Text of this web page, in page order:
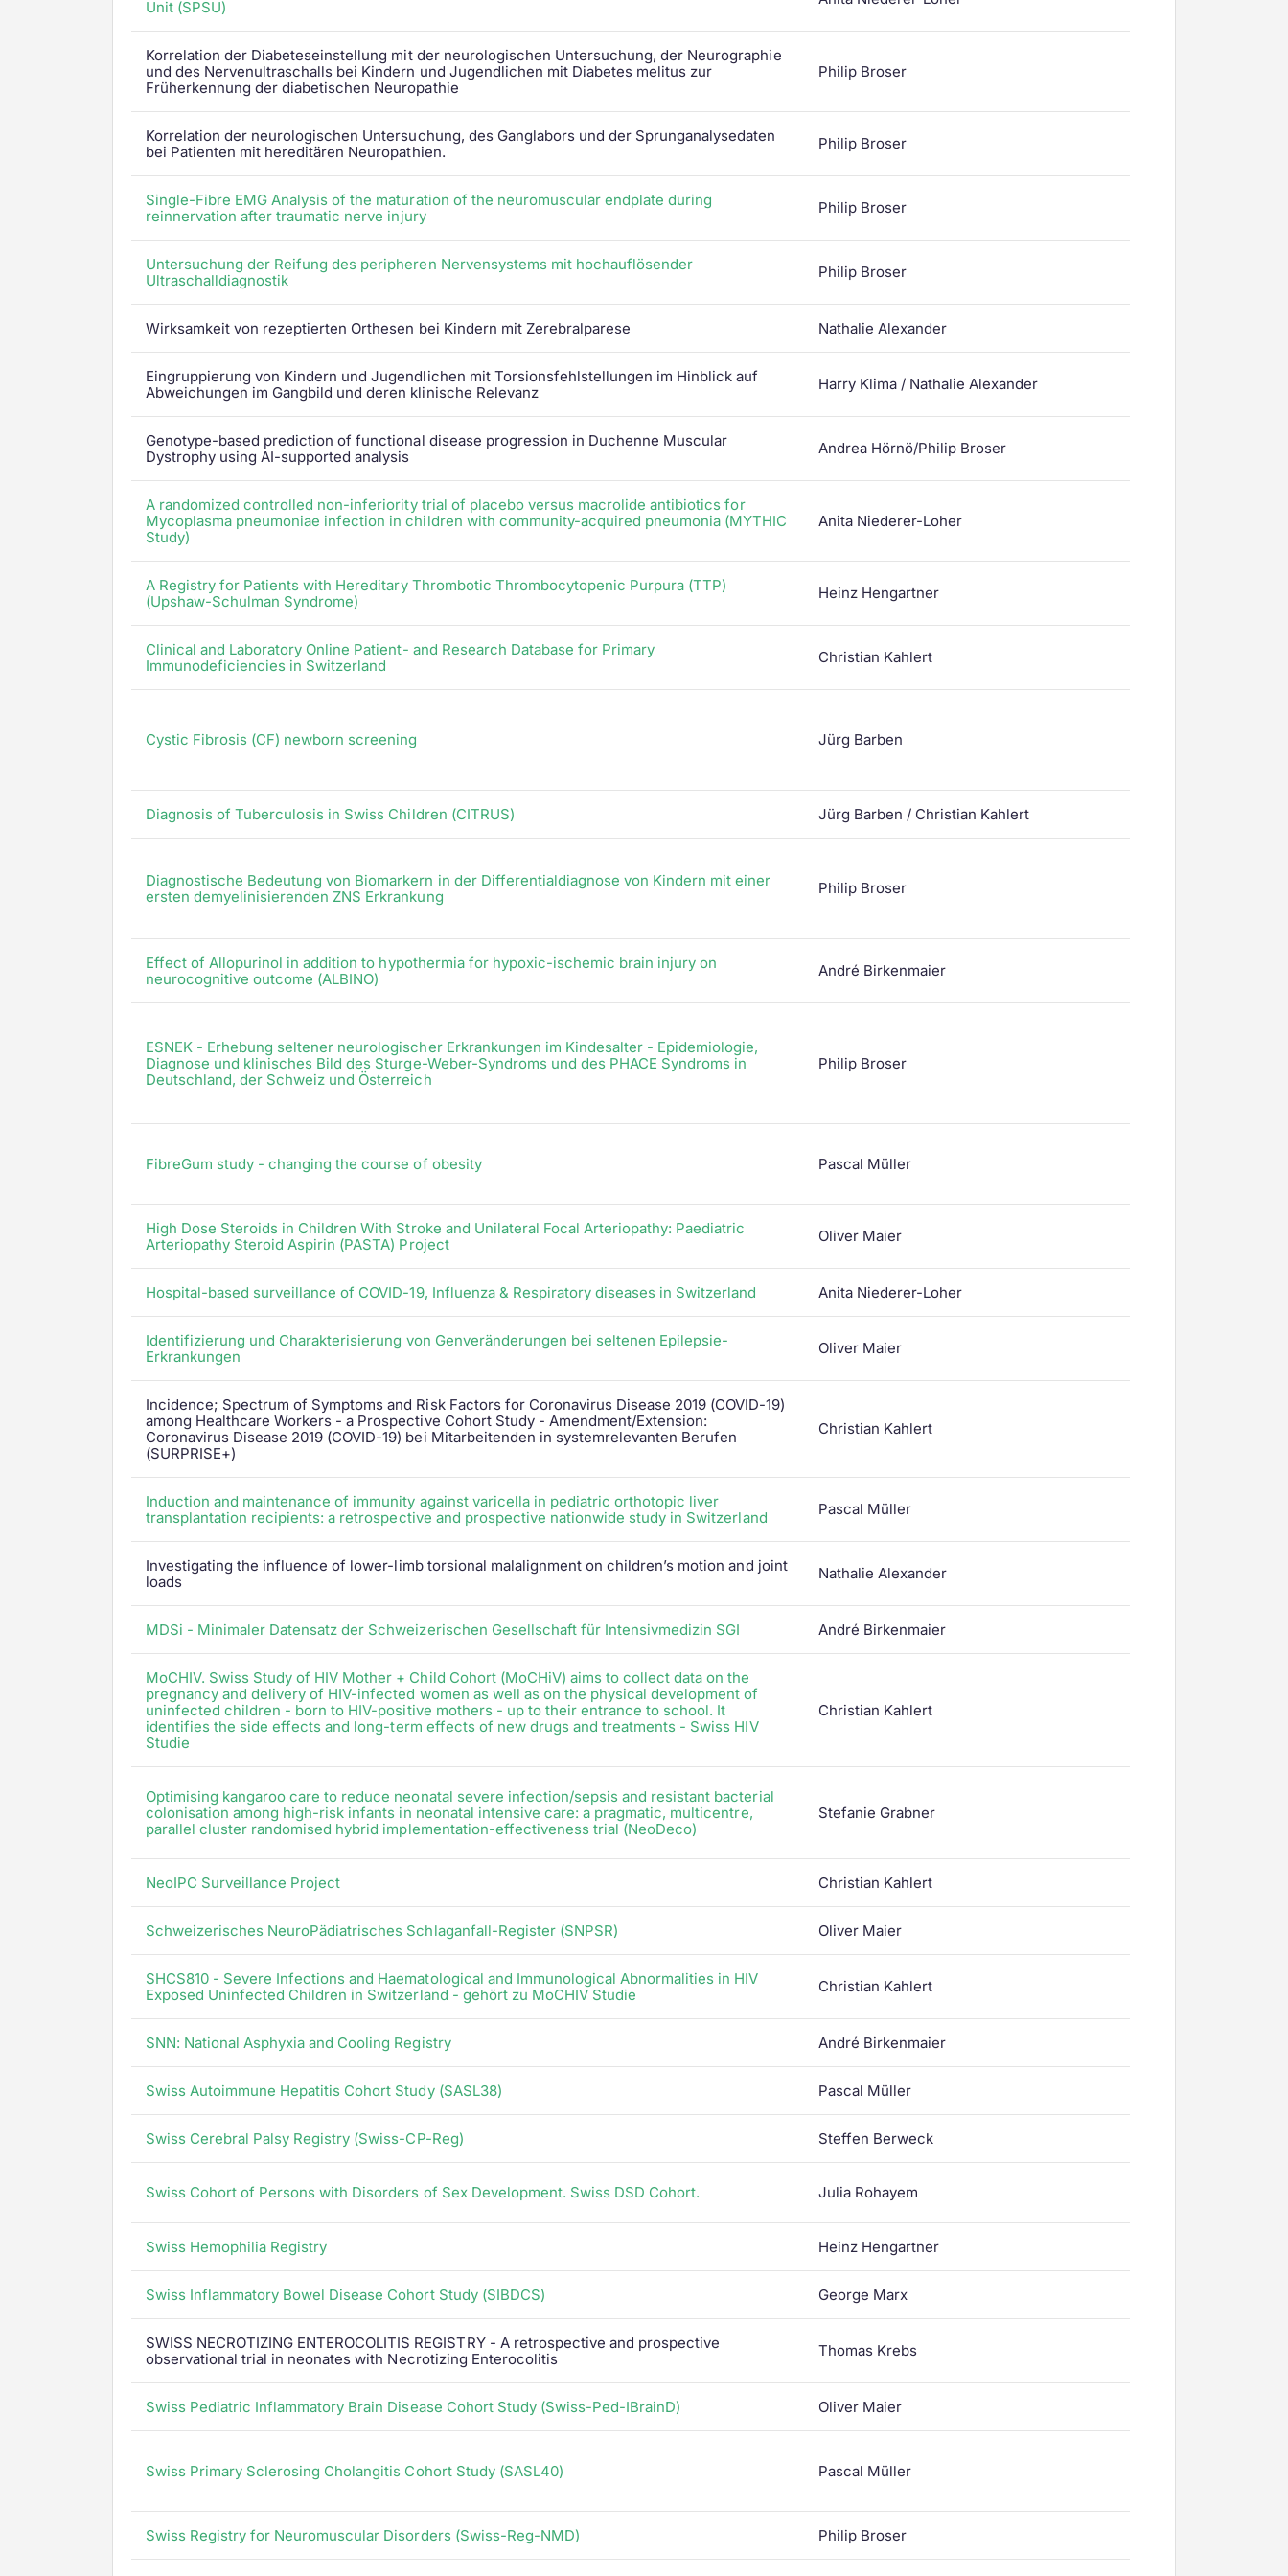
Stationen
Rauchfrei
Wir sind für Sie da!
Alle Kompetenzen ansehen
Unit (SPSU)
Korrelation der Diabeteseinstellung mit der neurologischen Untersuchung, der Neurographie
und des Nervenultraschalls bei Kindern und Jugendlichen mit Diabetes melitus zur
Früherkennung der diabetischen Neuropathie
Philip Broser
Korrelation der neurologischen Untersuchung, des Ganglabors und der Sprunganalysedaten
bei Patienten mit hereditären Neuropathien.
Philip Broser
Single-Fibre EMG Analysis of the maturation of the neuromuscular endplate during
reinnervation after traumatic nerve injury
Philip Broser
Untersuchung der Reifung des peripheren Nervensystems mit hochauflösender
Ultraschalldiagnostik
Philip Broser
Wirksamkeit von rezeptierten Orthesen bei Kindern mit Zerebralparese Nathalie Alexander
Eingruppierung von Kindern und Jugendlichen mit Torsionsfehlstellungen im Hinblick auf
Abweichungen im Gangbild und deren klinische Relevanz
Harry Klima / Nathalie Alexander
Genotype-based prediction of functional disease progression in Duchenne Muscular
Dystrophy using AI-supported analysis
Andrea Hörnö/Philip Broser
A randomized controlled non-inferiority trial of placebo versus macrolide antibiotics for
Mycoplasma pneumoniae infection in children with community-acquired pneumonia (MYTHIC
Study)
Anita Niederer-Loher
A Registry for Patients with Hereditary Thrombotic Thrombocytopenic Purpura (TTP)
(Upshaw-Schulman Syndrome)
Heinz Hengartner
Clinical and Laboratory Online Patient- and Research Database for Primary
Immunodeficiencies in Switzerland
Christian Kahlert
Cystic Fibrosis (CF) newborn screening Jürg Barben
Diagnosis of Tuberculosis in Swiss Children (CITRUS) Jürg Barben / Christian Kahlert
Diagnostische Bedeutung von Biomarkern in der Differentialdiagnose von Kindern mit einer
ersten demyelinisierenden ZNS Erkrankung
Philip Broser
Effect of Allopurinol in addition to hypothermia for hypoxic-ischemic brain injury on
neurocognitive outcome (ALBINO)
André Birkenmaier
ESNEK - Erhebung seltener neurologischer Erkrankungen im Kindesalter - Epidemiologie,
Diagnose und klinisches Bild des Sturge-Weber-Syndroms und des PHACE Syndroms in
Deutschland, der Schweiz und Österreich
Philip Broser
FibreGum study - changing the course of obesity Pascal Müller
High Dose Steroids in Children With Stroke and Unilateral Focal Arteriopathy: Paediatric
Arteriopathy Steroid Aspirin (PASTA) Project
Oliver Maier
Hospital-based surveillance of COVID-19, Influenza & Respiratory diseases in Switzerland Anita Niederer-Loher
Identifizierung und Charakterisierung von Genveränderungen bei seltenen Epilepsie-
Erkrankungen
Oliver Maier
Incidence; Spectrum of Symptoms and Risk Factors for Coronavirus Disease 2019 (COVID-19)
among Healthcare Workers - a Prospective Cohort Study - Amendment/Extension:
Coronavirus Disease 2019 (COVID-19) bei Mitarbeitenden in systemrelevanten Berufen
(SURPRISE+)
Christian Kahlert
Induction and maintenance of immunity against varicella in pediatric orthotopic liver
transplantation recipients: a retrospective and prospective nationwide study in Switzerland
Pascal Müller
Investigating the influence of lower-limb torsional malalignment on children’s motion and joint
loads
Nathalie Alexander
MDSi - Minimaler Datensatz der Schweizerischen Gesellschaft für Intensivmedizin SGI André Birkenmaier
MoCHIV. Swiss Study of HIV Mother + Child Cohort (MoCHiV) aims to collect data on the
pregnancy and delivery of HIV-infected women as well as on the physical development of
uninfected children - born to HIV-positive mothers - up to their entrance to school. It
identifies the side effects and long-term effects of new drugs and treatments - Swiss HIV
Studie
Christian Kahlert
Optimising kangaroo care to reduce neonatal severe infection/sepsis and resistant bacterial
colonisation among high-risk infants in neonatal intensive care: a pragmatic, multicentre,
parallel cluster randomised hybrid implementation-effectiveness trial (NeoDeco)
Stefanie Grabner
NeoIPC Surveillance Project Christian Kahlert
Schweizerisches NeuroPädiatrisches Schlaganfall-Register (SNPSR) Oliver Maier
SHCS810 - Severe Infections and Haematological and Immunological Abnormalities in HIV
Exposed Uninfected Children in Switzerland - gehört zu MoCHIV Studie
Christian Kahlert
SNN: National Asphyxia and Cooling Registry André Birkenmaier
Swiss Autoimmune Hepatitis Cohort Study (SASL38) Pascal Müller
Swiss Cerebral Palsy Registry (Swiss-CP-Reg) Steffen Berweck
Swiss Cohort of Persons with Disorders of Sex Development. Swiss DSD Cohort. Julia Rohayem
Swiss Hemophilia Registry Heinz Hengartner
Swiss Inflammatory Bowel Disease Cohort Study (SIBDCS) George Marx
SWISS NECROTIZING ENTEROCOLITIS REGISTRY - A retrospective and prospective
observational trial in neonates with Necrotizing Enterocolitis
Thomas Krebs
Swiss Pediatric Inflammatory Brain Disease Cohort Study (Swiss-Ped-IBrainD) Oliver Maier
Swiss Primary Sclerosing Cholangitis Cohort Study (SASL40) Pascal Müller
Swiss Registry for Neuromuscular Disorders (Swiss-Reg-NMD) Philip Broser